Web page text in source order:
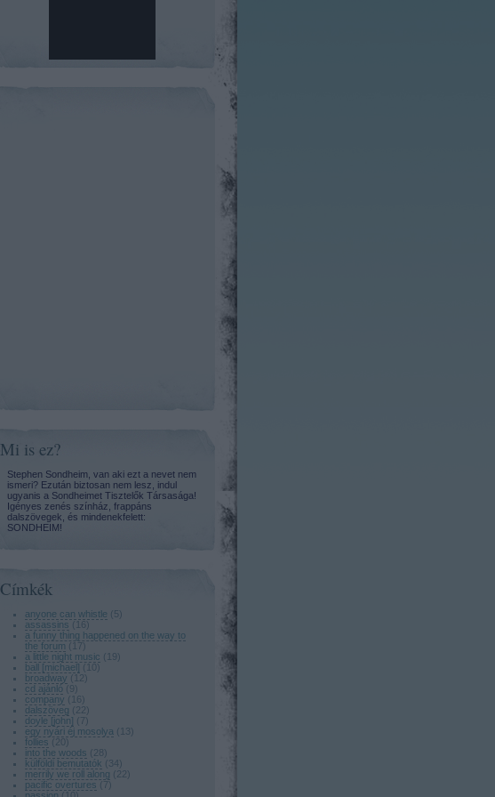
Mi is ez?
Stephen Sondheim, van aki ezt a nevet nem
ismeri? Ezután biztosan nem lesz, indul
ugyanis a Sondheimet Tisztelők Társasága!
Igényes zenés színház, frappáns
dalszövegek, és mindenekfelett:
SONDHEIM!
Címkék
anyone can whistle ( 5)
assassins ( 16 )
a funny thing happened on the way to
the forum ( 17)
a little night music ( 19)
ball [michael] ( 10)
broadway ( 12)
cd ajánló ( 9)
company ( 16 )
dalszöveg ( 22)
doyle [john] ( 7)
egy nyári éj mosolya ( 13)
follies ( 20)
into the woods ( 28)
külföldi bemutatók ( 34)
merrily we roll along ( 22)
pacific overtures ( 7)